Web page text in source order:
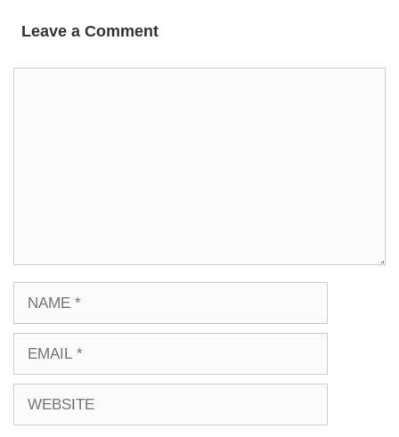
Leave a Comment
NAME
EMAIL
WEBSITE